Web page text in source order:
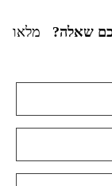
מלאו